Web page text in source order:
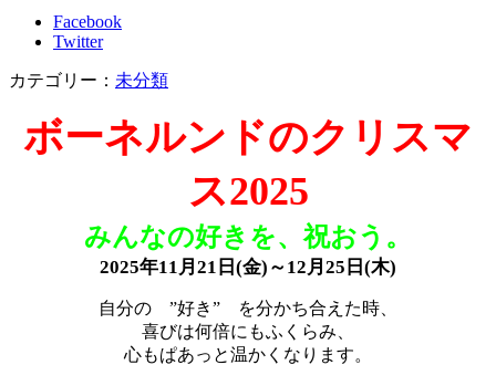
Facebook
Twitter
カテゴリー： 未分類
ボーネルンドのクリスマ
ス2025
みんなの好きを、祝おう。
2025年11月21日(金)～12月25日(木)
自分の ”好き” を分かち合えた時、
喜びは何倍にもふくらみ、
心もぱあっと温かくなります。